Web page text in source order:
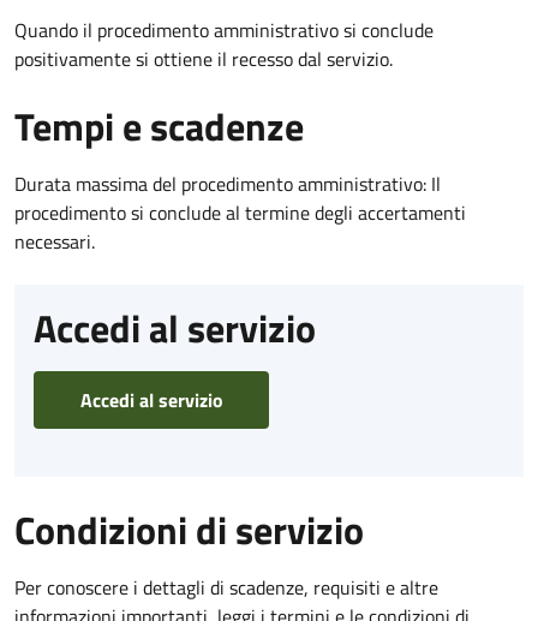
Quando il procedimento amministrativo si conclude
positivamente si ottiene il recesso dal servizio.
Tempi e scadenze
Durata massima del procedimento amministrativo: Il
procedimento si conclude al termine degli accertamenti
necessari.
Accedi al servizio
Accedi al servizio
Condizioni di servizio
Per conoscere i dettagli di scadenze, requisiti e altre